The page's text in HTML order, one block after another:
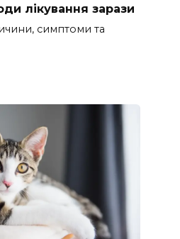
лікування зарази
симптоми та